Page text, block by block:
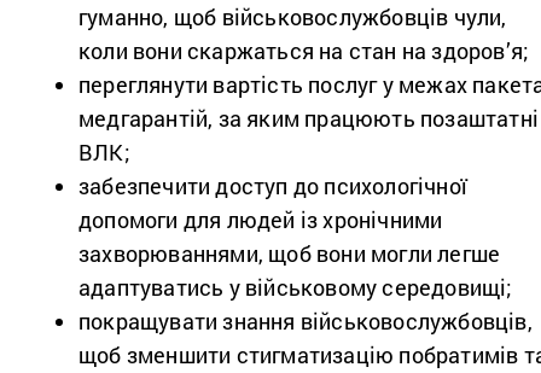
гуманно, щоб військовослужбовців чули,
коли вони скаржаться на стан на здоров’я;
переглянути вартість послуг у межах
медгарантій, за яким працюють позаштатні
ВЛК;
забезпечити доступ до психологічної
допомоги для людей із хронічними
захворюваннями, щоб вони могли легше
адаптуватись у військовому середовищі;
покращувати знання військовослужбовців,
щоб зменшити стигматизацію побратимів